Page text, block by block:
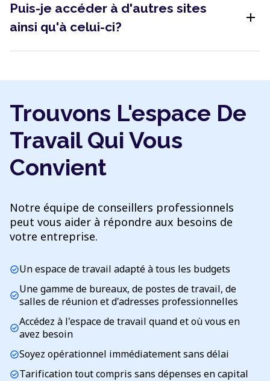
Puis-je accéder à d'autres sites
ainsi qu'à celui-ci?
add
Trouvons L'espace De
Travail Qui Vous
Convient
Notre équipe de conseillers professionnels
peut vous aider à répondre aux besoins de
votre entreprise.
check_circleUn espace de travail adapté à tous les budgets
check_circleUne gamme de bureaux, de postes de travail, de
salles de réunion et d'adresses professionnelles
check_circleAccédez à l'espace de travail quand et où vous en
avez besoin
check_circleSoyez opérationnel immédiatement sans délai
check_circleTarification tout compris sans dépenses en capital